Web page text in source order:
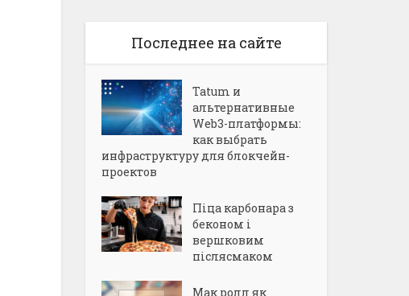
Последнее на сайте
Tatum и
альтернативные
Web3-платформы:
как выбрать
инфраструктуру для блокчейн-
проектов
Піца карбонара з
беконом і
вершковим
післясмаком
Мак ролл як